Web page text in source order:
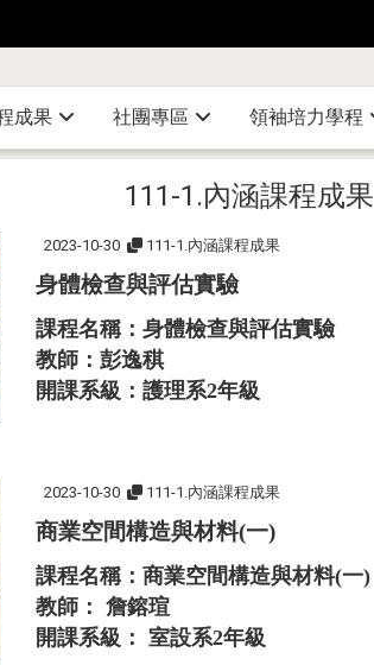
成果 社團專區 領袖培力學程
111-1.內涵課程成果
2023-10-30 111-1.內涵課程成果
身體檢查與評估實驗
課程名稱：身體檢查與評估實驗
教師：彭逸稘
開課系級：護理系2年級
2023-10-30 111-1.內涵課程成果
商業空間構造與材料(一)
課程名稱：商業空間構造與材料(一)
教師： 詹鎔瑄
開課系級： 室設系2年級